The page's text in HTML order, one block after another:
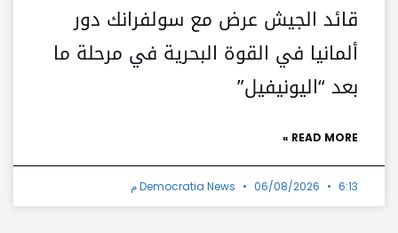
قائد الجيش عرض مع سولفرانك دور
ألمانيا في القوة البحرية في مرحلة ما
بعد “اليونيفيل”
READ MORE »
Democratia News 06/08/2026 6:13 م